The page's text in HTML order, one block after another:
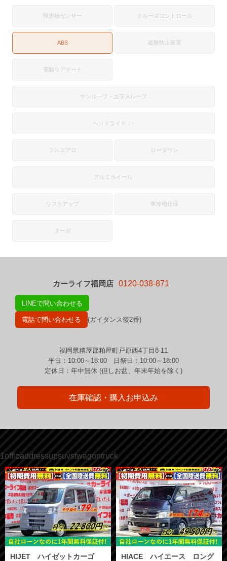
障害物センサー クルーズコントロール
ABS 盗難防止装置
電動リアゲート
サンルーフ・ガラスルーフ
ヘッドライト：-
フルエアロ ローダウン
アルミホイール
リフトアップ 寒冷地仕様
ターボ
カーライフ福岡店 0120-038-871
LINEで問い合わせる
電話で問い合わせる (ガイダンス後2番)
福岡県糟屋郡粕屋町戸原西4丁目8-11
平日：10:00～18:00 日祭日：10:00～18:00
定休日：年中無休 (但しお盆、年末年始を除く)
在庫確認・購入お申込み
1offloaddressupsuvstwagontruck
HIJET ハイゼットカーゴ
HIACE ハイエース ロング